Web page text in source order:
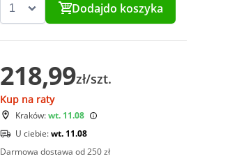
Dodajdo koszyka
218,99zł/szt.
Kup na raty
Kraków:wt. 11.08
U ciebie:wt. 11.08
Darmowa dostawa od 250 zł